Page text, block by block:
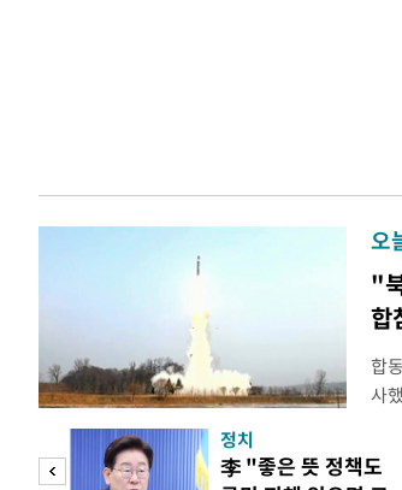
오
"
합
합
사
분
리
정치
李 "좋은 뜻 정책도